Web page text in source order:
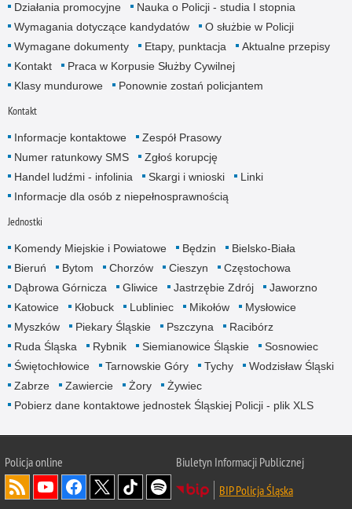
Działania promocyjne
Nauka o Policji - studia I stopnia
Wymagania dotyczące kandydatów
O służbie w Policji
Wymagane dokumenty
Etapy, punktacja
Aktualne przepisy
Kontakt
Praca w Korpusie Służby Cywilnej
Klasy mundurowe
Ponownie zostań policjantem
Kontakt
Informacje kontaktowe
Zespół Prasowy
Numer ratunkowy SMS
Zgłoś korupcję
Handel ludźmi - infolinia
Skargi i wnioski
Linki
Informacje dla osób z niepełnosprawnością
Jednostki
Komendy Miejskie i Powiatowe Będzin
Bielsko-Biała
Bieruń
Bytom Chorzów Cieszyn
Częstochowa
Dąbrowa Górnicza
Gliwice Jastrzębie Zdrój
Jaworzno
Katowice
Kłobuck Lubliniec Mikołów
Mysłowice
Myszków
Piekary Śląskie Pszczyna
Racibórz
Ruda Śląska
Rybnik Siemianowice Śląskie
Sosnowiec
Świętochłowice
Tarnowskie Góry Tychy
Wodzisław Śląski
Zabrze
Zawiercie Żory
Żywiec
Pobierz dane kontaktowe jednostek Śląskiej Policji - plik XLS
Policja online
Biuletyn Informacji Publicznej
BIP Policja Śląska